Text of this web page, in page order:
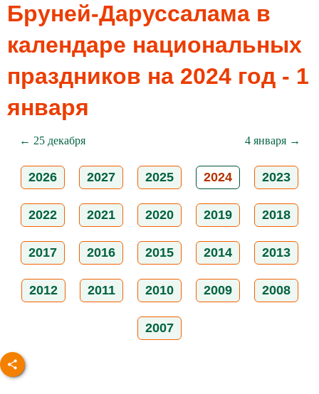
Бруней-Даруссалама в
календаре национальных
праздников на 2024 год - 1
января
← 25 декабря 4 января →
2026 2027 2025 2024 2023
2022 2021 2020 2019 2018
2017 2016 2015 2014 2013
2012 2011 2010 2009 2008
2007